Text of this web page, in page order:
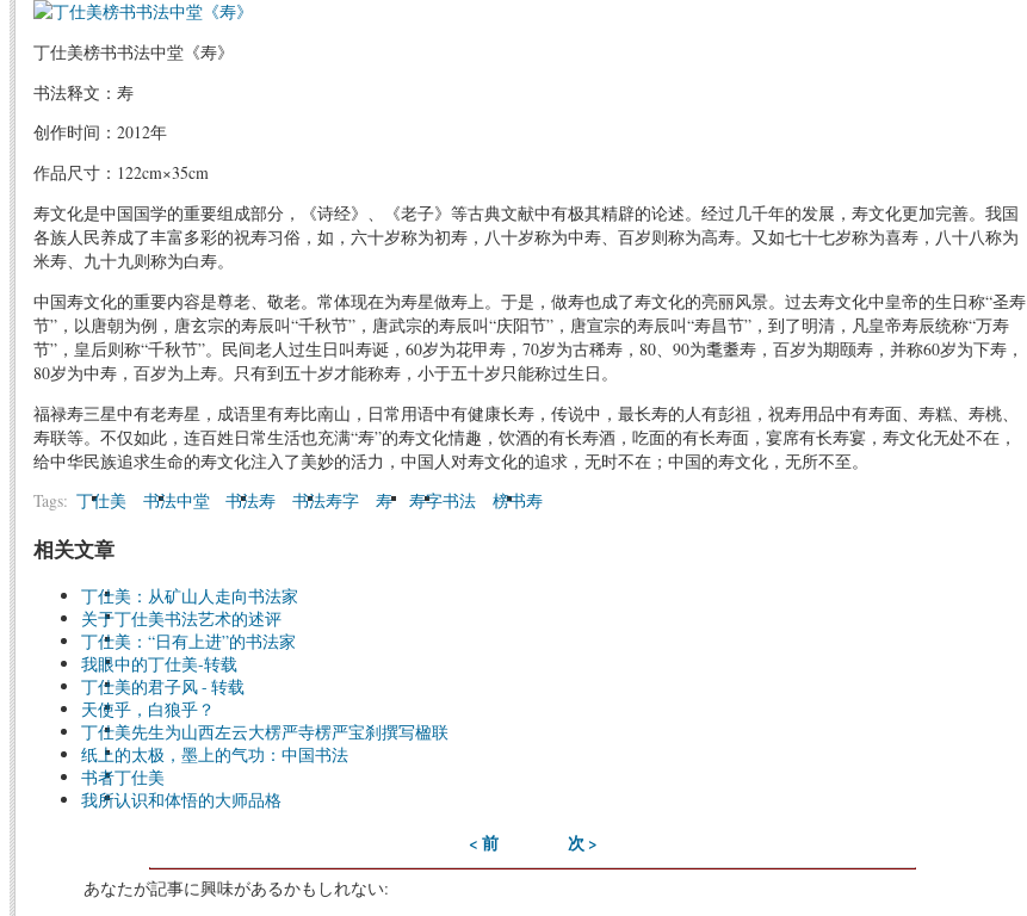
丁仕美榜书书法中堂《寿》
书法释文：寿
创作时间：2012年
作品尺寸：122cm×35cm
寿文化是中国国学的重要组成部分，《诗经》、《老子》等古典文献中有极其精辟的论述。经过几千年的发展，寿文化更加完善。我国
各族人民养成了丰富多彩的祝寿习俗，如，六十岁称为初寿，八十岁称为中寿、百岁则称为高寿。又如七十七岁称为喜寿，八十八称为
米寿、九十九则称为白寿。
中国寿文化的重要内容是尊老、敬老。常体现在为寿星做寿上。于是，做寿也成了寿文化的亮丽风景。过去寿文化中皇帝的生日称“圣寿
节”，以唐朝为例，唐玄宗的寿辰叫“千秋节”，唐武宗的寿辰叫“庆阳节”，唐宣宗的寿辰叫“寿昌节”，到了明清，凡皇帝寿辰统称“万寿
节”，皇后则称“千秋节”。民间老人过生日叫寿诞，60岁为花甲寿，70岁为古稀寿，80、90为耄耋寿，百岁为期颐寿，并称60岁为下寿，
80岁为中寿，百岁为上寿。只有到五十岁才能称寿，小于五十岁只能称过生日。
福禄寿三星中有老寿星，成语里有寿比南山，日常用语中有健康长寿，传说中，最长寿的人有彭祖，祝寿用品中有寿面、寿糕、寿桃、
寿联等。不仅如此，连百姓日常生活也充满“寿”的寿文化情趣，饮酒的有长寿酒，吃面的有长寿面，宴席有长寿宴，寿文化无处不在，
给中华民族追求生命的寿文化注入了美妙的活力，中国人对寿文化的追求，无时不在；中国的寿文化，无所不至。
Tags: 丁仕美 书法中堂 书法寿 书法寿字 寿 寿字书法 榜书寿
相关文章
丁仕美：从矿山人走向书法家
关于丁仕美书法艺术的述评
丁仕美：“日有上进”的书法家
我眼中的丁仕美-转载
丁仕美的君子风 - 转载
天使乎，白狼乎？
丁仕美先生为山西左云大楞严寺楞严宝刹撰写楹联
纸上的太极，墨上的气功：中国书法
书者丁仕美
我所认识和体悟的大师品格
< 前 次 >
あなたが記事に興味があるかもしれない: